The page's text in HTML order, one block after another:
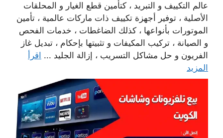
عالم التكييف و التبريد ، كتأمين قطع الغيار و المحلقات
الأصلية ، توفير أجهزة تكييف ذات ماركات عالمية ، تأمين
الموتورات بأنواعها ، كذلك الضاغطات ، خدمات الفحص
و الصيانة ، تركيب المكيفات و تثبيتها بإحكام ، تبديل غاز
الفريون و حل مشاكل التسريب ، إزالة الجليد ... اقرأ
المزيد